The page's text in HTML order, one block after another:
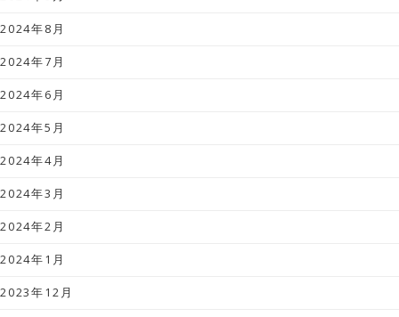
2024年8月
2024年7月
2024年6月
2024年5月
2024年4月
2024年3月
2024年2月
2024年1月
2023年12月